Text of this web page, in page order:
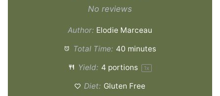
Stars
Stars
Star
No reviews
Author: Elodie Marceau
Total Time: 40 minutes
Yield: 4 portions 1x
Diet: Gluten Free